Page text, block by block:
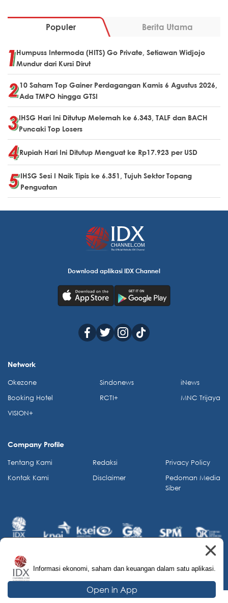
Populer Berita Utama
Humpuss Intermoda (HITS) Go Private, Setiawan Widjojo
Mundur dari Kursi Dirut
10 Saham Top Gainer Perdagangan Kamis 6 Agustus 2026,
Ada TMPO hingga GTSI
IHSG Hari Ini Ditutup Melemah ke 6.343, TALF dan BACH
Puncaki Top Losers
Rupiah Hari Ini Ditutup Menguat ke Rp17.923 per USD
IHSG Sesi I Naik Tipis ke 6.351, Tujuh Sektor Topang
Penguatan
Informasi ekonomi, saham dan keuangan dalam satu aplikasi.
Open in App
Download aplikasi IDX Channel
Network
Okezone
Booking Hotel
VISION+
Sindonews
RCTI+
iNews
MNC Trijaya
Company Profile
Tentang Kami
Kontak Kami
Redaksi
Disclaimer
Privacy Policy
Pedoman Media
Siber
© 2026 IDX Channel. All Rights Reserved.